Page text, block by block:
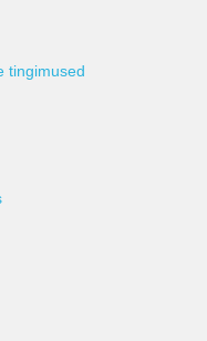
tingimused